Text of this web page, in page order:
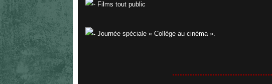
Films tout public
Journée spéciale « Collège au cinéma ».